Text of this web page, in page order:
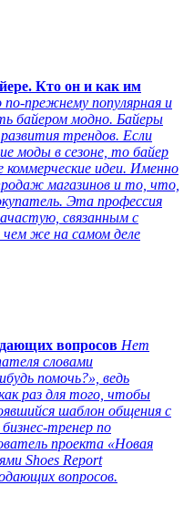
Кто он и как им
прежнему популярная и
байером модно. Байеры
трендов. Если
моды в сезоне, то байер
идеи. Именно
магазинов и то, что,
Эта профессия
связанным с
же на самом деле
вопросов Нет
словами
помочь?», ведь
раз для того, чтобы
шаблон общения с
тренер по
проекта «Новая
Shoes Report
вопросов.